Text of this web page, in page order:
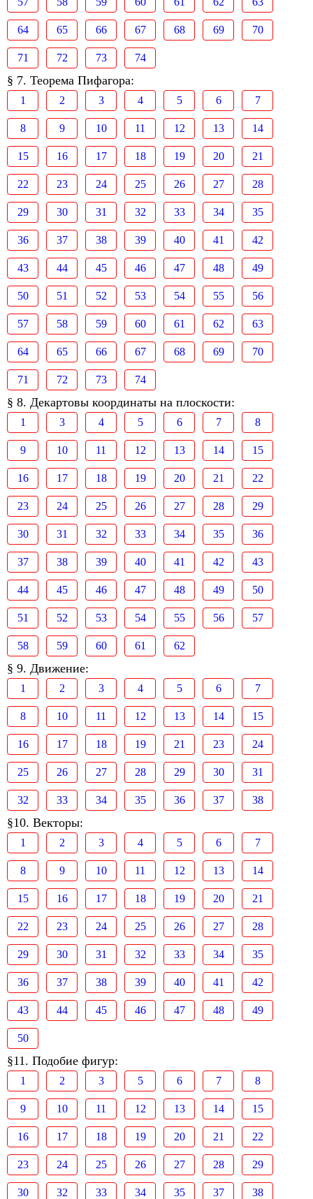
64 65 66 67 68 69 70
71 72 73 74
§ 7. Теорема Пифагора:
1 2 3 4 5 6 7
8 9 10 11 12 13 14
15 16 17 18 19 20 21
22 23 24 25 26 27 28
29 30 31 32 33 34 35
36 37 38 39 40 41 42
43 44 45 46 47 48 49
50 51 52 53 54 55 56
57 58 59 60 61 62 63
64 65 66 67 68 69 70
71 72 73 74
§ 8. Декартовы координаты на плоскости:
1 3 4 5 6 7 8
9 10 11 12 13 14 15
16 17 18 19 20 21 22
23 24 25 26 27 28 29
30 31 32 33 34 35 36
37 38 39 40 41 42 43
44 45 46 47 48 49 50
51 52 53 54 55 56 57
58 59 60 61 62
§ 9. Движение:
1 2 3 4 5 6 7
8 10 11 12 13 14 15
16 17 18 19 21 23 24
25 26 27 28 29 30 31
32 33 34 35 36 37 38
§10. Векторы:
1 2 3 4 5 6 7
8 9 10 11 12 13 14
15 16 17 18 19 20 21
22 23 24 25 26 27 28
29 30 31 32 33 34 35
36 37 38 39 40 41 42
43 44 45 46 47 48 49
50
§11. Подобие фигур:
1 2 3 5 6 7 8
9 10 11 12 13 14 15
16 17 18 19 20 21 22
23 24 25 26 27 28 29
30 32 33 34 35 37 38